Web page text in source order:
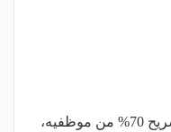
قرر الاتحاد الأسترالي لكرة القدم تسريح 70% من موظفيه،